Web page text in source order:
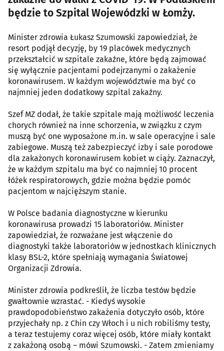
będzie to Szpital Wojewódzki w Łomży.
Minister zdrowia Łukasz Szumowski zapowiedział, że
resort podjął decyzję, by 19 placówek medycznych
przekształcić w szpitale zakaźne, które będą zajmować
się wyłącznie pacjentami podejrzanymi o zakażenie
koronawirusem. W każdym województwie ma być co
najmniej jeden dodatkowy szpital zakaźny.
Szef MZ dodał, że takie szpitale mają możliwość leczenia
chorych również na inne schorzenia, w związku z czym
muszą być one wyposażone m.in. w sale operacyjne i sale
zabiegowe. Muszą też zabezpieczyć izby i sale porodowe
dla zakażonych koronawirusem kobiet w ciąży. Zaznaczył,
że w każdym szpitalu ma być co najmniej 10 procent
łóżek respiratorowych, gdzie można będzie pomóc
pacjentom w najcięższym stanie.
W Polsce badania diagnostyczne w kierunku
koronawirusa prowadzi 15 laboratoriów. Minister
zapowiedział, że rozważane jest włączenie do
diagnostyki także laboratoriów w jednostkach klinicznych
klasy BSL-2, które spełniają wymagania Światowej
Organizacji Zdrowia.
Minister zdrowia podkreślił, że liczba testów będzie
gwałtownie wzrastać. - Kiedyś wysokie
prawdopodobieństwo zakażenia dotyczyło osób, które
przyjechały np. z Chin czy Włoch i u nich robiliśmy testy,
a teraz testujemy coraz więcej osób, które miały kontakt
z zakażoną osobą – mówi Szumowski. - Zatem zmieniamy